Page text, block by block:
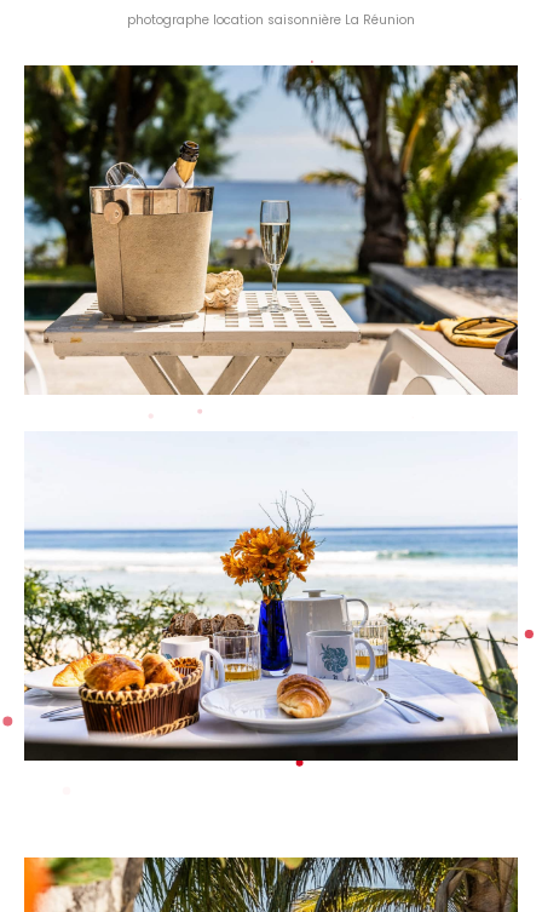
photographe location saisonnière La Réunion